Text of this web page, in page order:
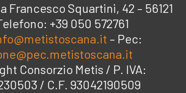
Francesco Squartini, 42 – 56121
+39 050 572761
– Pec:
Consorzio Metis / P. IVA:
/ C.F. 93042190509